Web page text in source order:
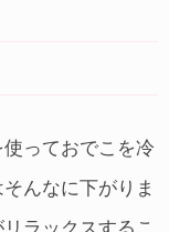
っておでこを冷
んなに下がりま
ラックスするこ